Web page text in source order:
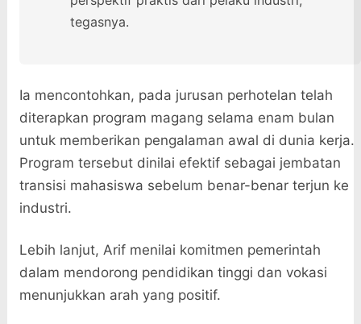
tegasnya.
Ia mencontohkan, pada jurusan perhotelan telah
diterapkan program magang selama enam bulan
untuk memberikan pengalaman awal di dunia kerja.
Program tersebut dinilai efektif sebagai jembatan
transisi mahasiswa sebelum benar-benar terjun ke
industri.
Lebih lanjut, Arif menilai komitmen pemerintah
dalam mendorong pendidikan tinggi dan vokasi
menunjukkan arah yang positif.